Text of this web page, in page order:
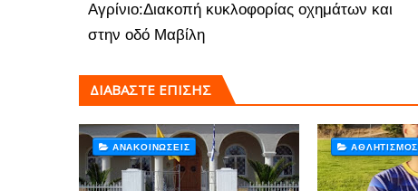
Αγρίνιο:Διακοπή κυκλοφορίας οχημάτων και
στην οδό Μαβίλη
ΔΙΑΒΑΣΤΕ ΕΠΙΣΗΣ
ΑΝΑΚΟΙΝΏΣΕΙΣ ΑΘΛΗΤΙΣΜΌΣ